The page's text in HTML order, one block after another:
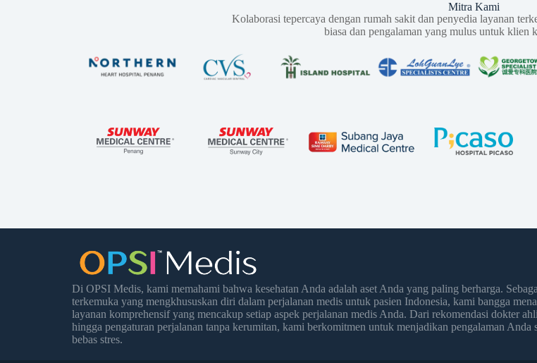
Mitra Kami
Kolaborasi tepercaya dengan rumah sakit dan penyedia layanan
biasa dan pengalaman yang mulus untuk klien
Di OPSI Medis, kami memahami bahwa kesehatan Anda adalah aset Anda yang paling berharga.
terkemuka yang mengkhususkan diri dalam perjalanan medis untuk pasien Indonesia, kami bangga
layanan komprehensif yang mencakup setiap aspek perjalanan medis Anda. Dari rekomendasi dokter
hingga pengaturan perjalanan tanpa kerumitan, kami berkomitmen untuk menjadikan pengalaman Anda
bebas stres.